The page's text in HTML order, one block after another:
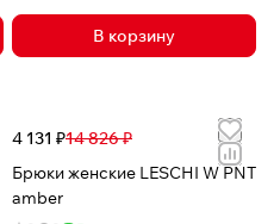
В корзину
4 131 ₽14 826 ₽
Брюки женские LESCHI W PNT
amber